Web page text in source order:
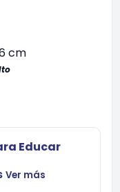
cm
Educar
Ver más